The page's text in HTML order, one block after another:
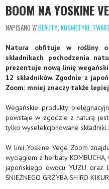
BOOM NA YOSKINE
NAPISANO WBEAUTY KOSMETYKI
Natura obfituje w rośliny o
składnikach pochodzenia
prezentuje nową linię
12 składników. Zgodnie z
Zoom: mniej znaczy także
Wegańskie produkty
powstaje w zgodzie z naturą
tylko wyselekcjonowane
W linii Yoskine Vege Zoom
wyciągiem z herbaty
japońskiego owocu YUZU
ŚNIEŻNEGO GRZYBA SHIRO